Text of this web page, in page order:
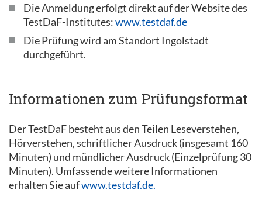
Die Anmeldung erfolgt direkt auf der Website des
TestDaF-Institutes:www.testdaf.de
Die Prüfung wird am Standort Ingolstadt
durchgeführt.
Informationen zum Prüfungsformat
Der TestDaF besteht aus den Teilen Leseverstehen,
Hörverstehen, schriftlicher Ausdruck (insgesamt 160
Minuten) und mündlicher Ausdruck (Einzelprüfung 30
Minuten). Umfassende weitere Informationen
erhalten Sie aufwww.testdaf.de.